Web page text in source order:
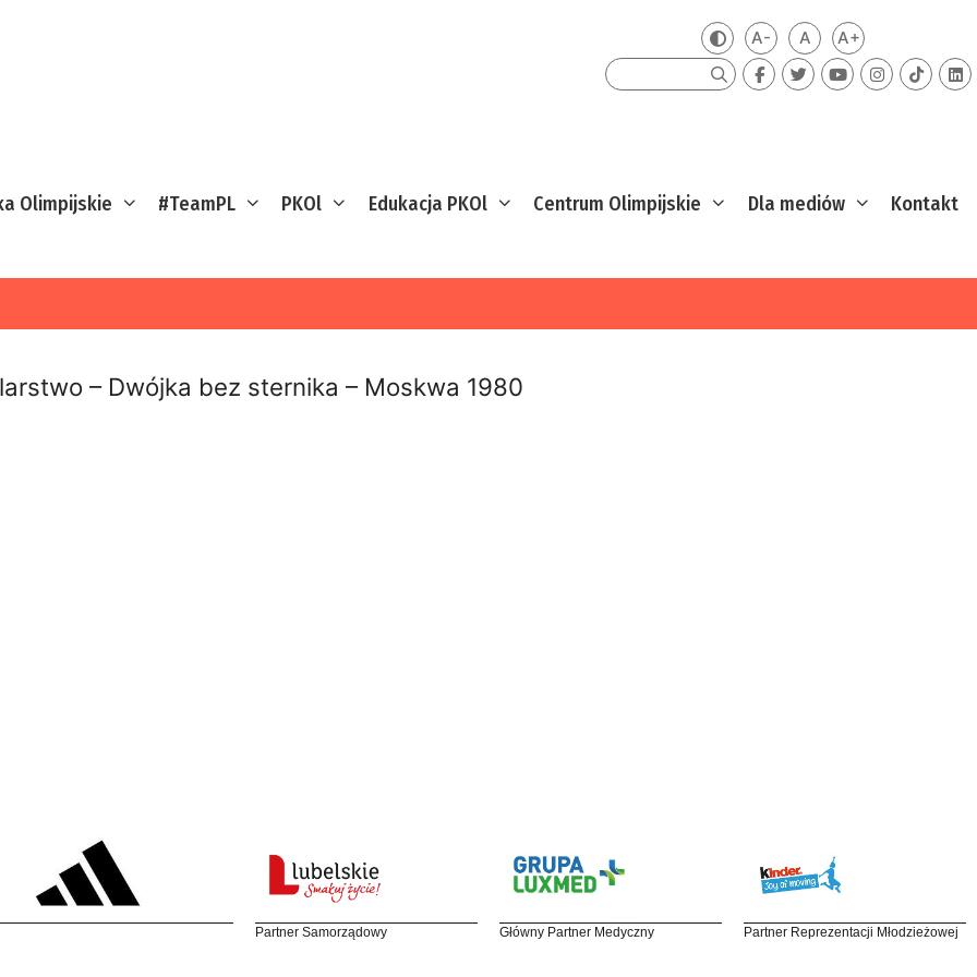
Zmień kontrast
A-Mniejsza czcionka
ADomyślna czcionka
A+Większa
Szukaj
Olimpijskie #TeamPL PKOl Edukacja PKOl Centrum Olimpijskie Dla mediów Kontakt
– Dwójka bez sternika – Moskwa 1980
Partner Samorządowy Główny Partner Medyczny Partner Reprezentacji Młodzieżowej